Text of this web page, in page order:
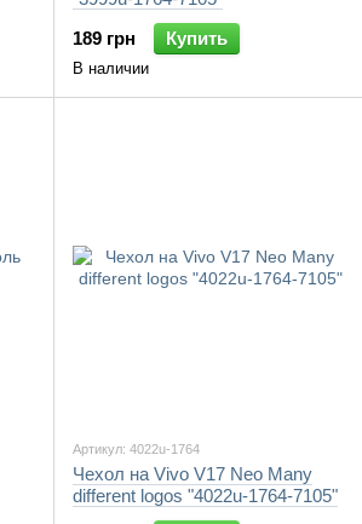
189 грн
Купить
В наличии
Артикул: 4022u-1764
Чехол на Vivo V17 Neo Many
different logos "4022u-1764-7105"